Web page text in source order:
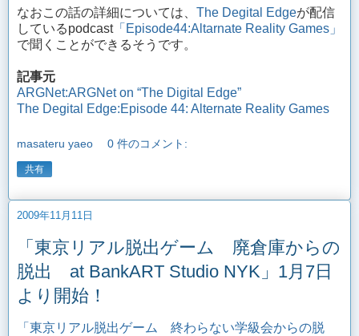
なおこの話の詳細については、 The Degital Edgeが配信
しているpodcast「Episode44:Altarnate Reality Games」
で聞くことができるそうです。
記事元
ARGNet:ARGNet on “The Digital Edge”
The Degital Edge:Episode 44: Alternate Reality Games
masateru yaeo 0 件のコメント:
共有
2009年11月11日
「東京リアル脱出ゲーム 廃倉庫からの
脱出 at BankART Studio NYK」1月7日
より開始！
「東京リアル脱出ゲーム 終わらない学級会からの脱